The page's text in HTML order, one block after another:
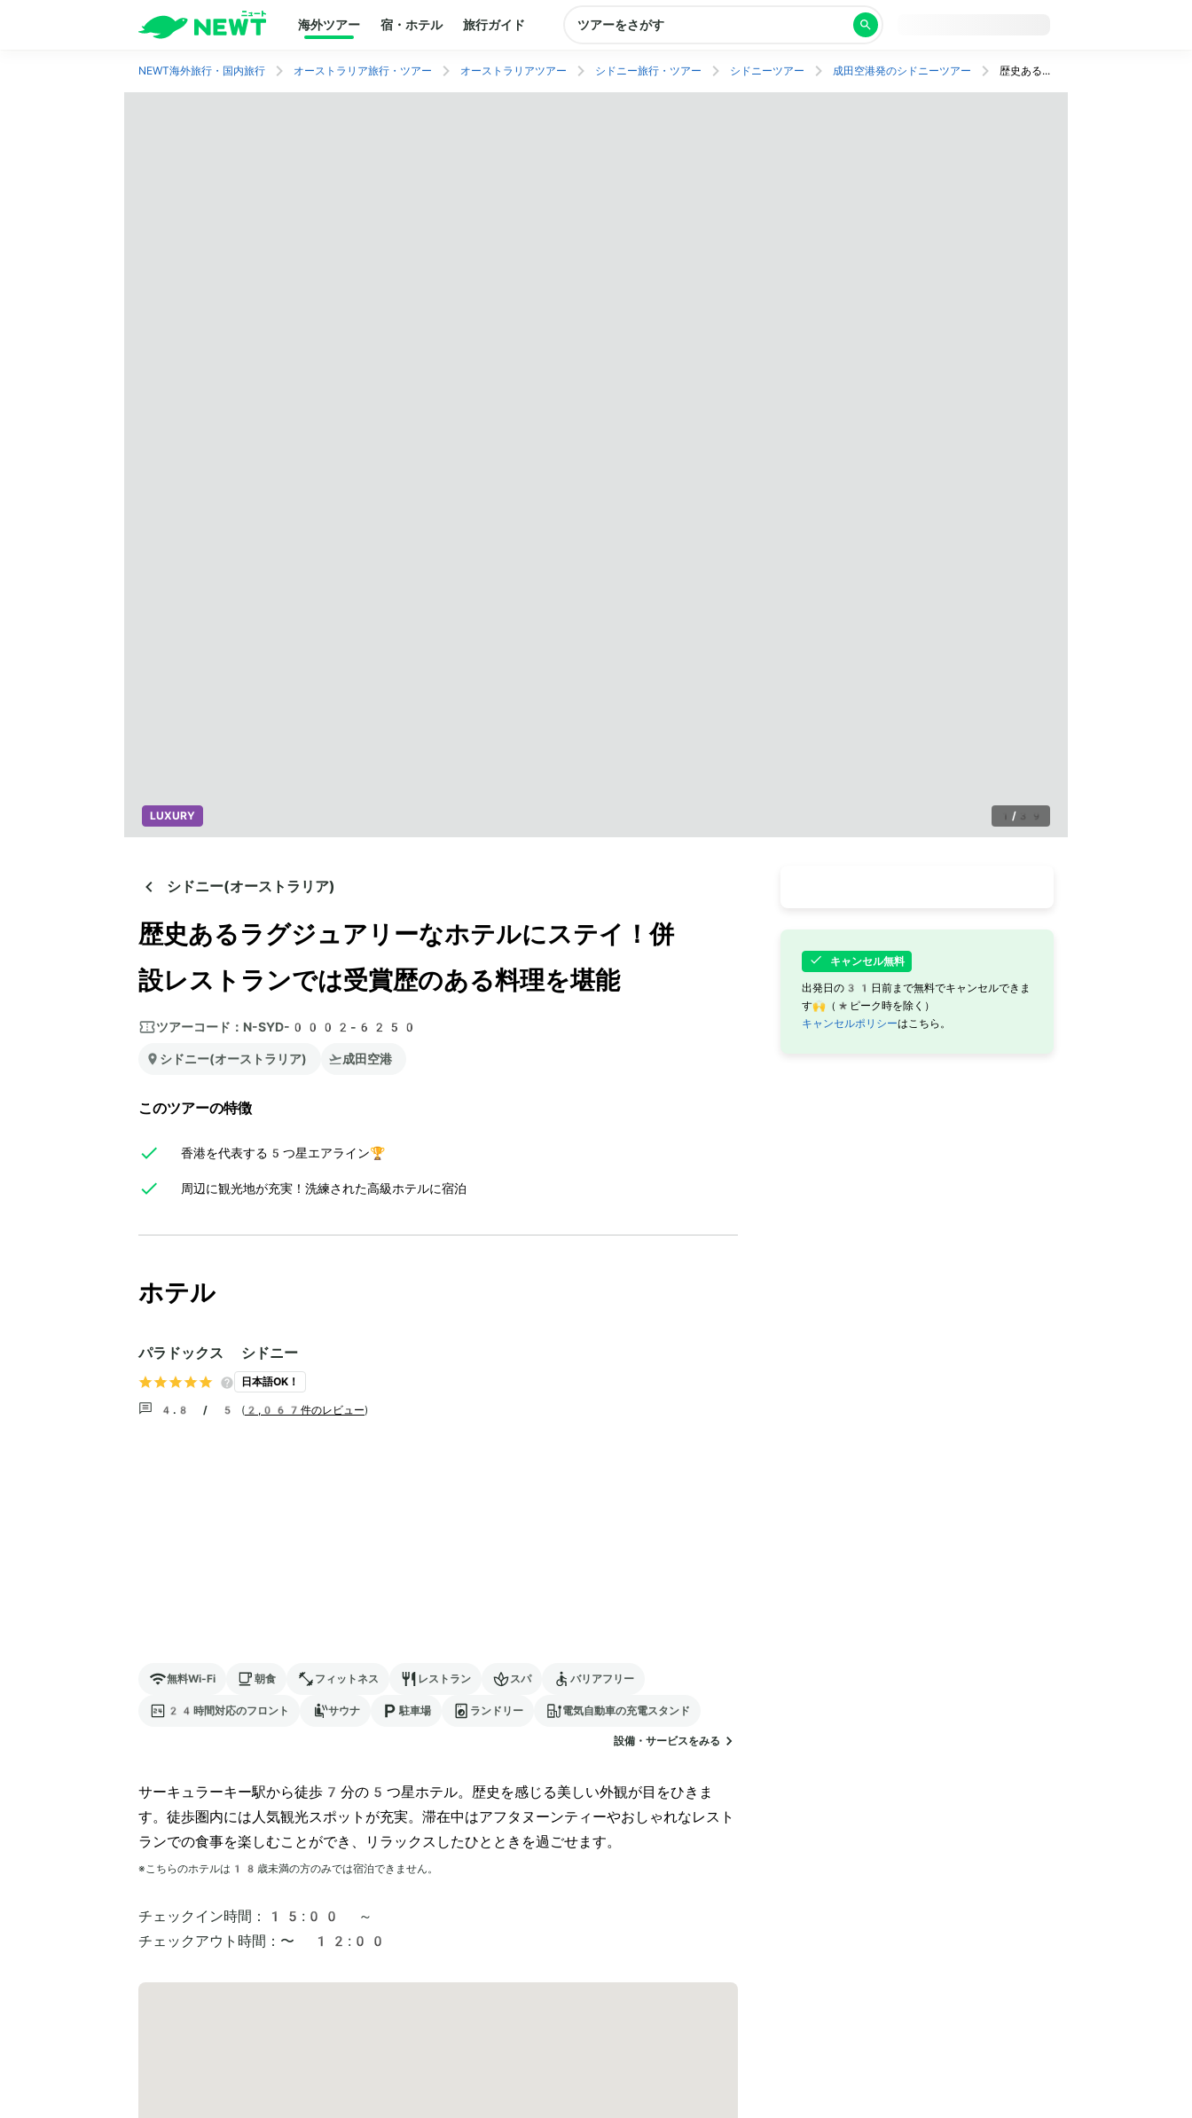
海外ツアー 宿・ホテル 旅行ガイド ツアーをさがす
NEWT海外旅行・国内旅行 オーストラリア旅行・ツアー オーストラリアツアー シドニー旅行・ツアー シドニーツアー 成田空港発のシドニーツアー 歴史あるラグジュアリーなホテルにステイ！併設レストランでは受賞歴のある料理を堪能
1 / 39
LUXURY
シドニー(オーストラリア)
歴史あるラグジュアリーなホテルにステイ！併
設レストランでは受賞歴のある料理を堪能
ツアーコード： N-SYD-0002-6250
シドニー(オーストラリア) 成田空港
このツアーの特徴
香港を代表する5つ星エアライン🏆
周辺に観光地が充実！洗練された高級ホテルに宿泊
ホテル
パラドックス シドニー
日本語OK！
4.8 / 5 ( 2,067件のレビュー)
無料Wi-Fi 朝食 フィットネス レストラン スパ バリアフリー
24時間対応のフロント サウナ 駐車場 ランドリー 電気自動車の充電スタンド
設備・サービスをみる
サーキュラーキー駅から徒歩7分の5つ星ホテル。歴史を感じる美しい外観が目をひきま
す。徒歩圏内には人気観光スポットが充実。滞在中はアフタヌーンティーやおしゃれなレスト
ランでの食事を楽しむことができ、リラックスしたひとときを過ごせます。
※こちらのホテルは 18 歳未満の方のみでは宿泊できません。
チェックイン時間：
15:00 ～
チェックアウト時間： 〜 12:00
キャンセル無料
出発日の31日前まで無料でキャンセルできま
す🙌（*ピーク時を除く）
キャンセルポリシーはこちら。